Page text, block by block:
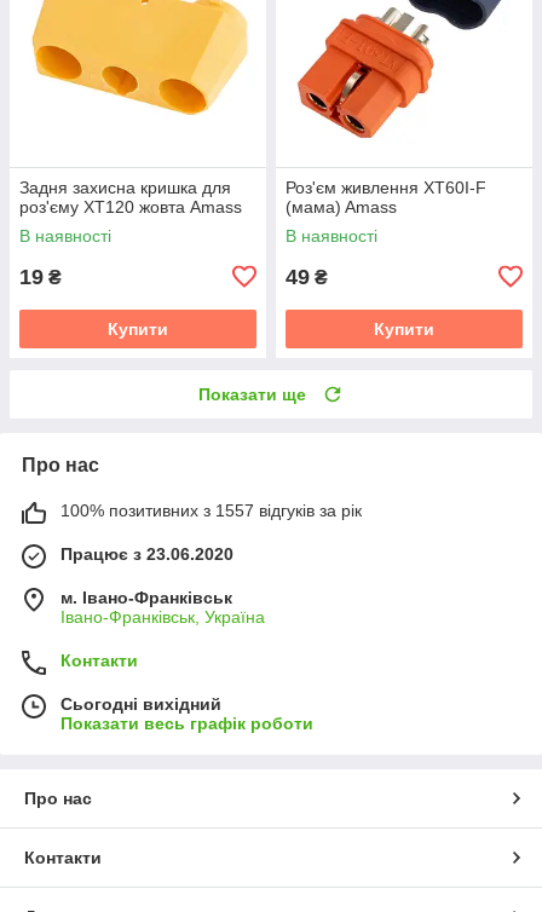
Задня захисна кришка для
роз'єму XT120 жовта Amass
В наявності
19 ₴
Купити
Роз'єм живлення XT60I-F
(мама) Amass
В наявності
49 ₴
Купити
Показати ще
Про нас
100% позитивних з 1557 відгуків за рік
Працює з 23.06.2020
м. Івано-Франківськ
Івано-Франківськ, Україна
Контакти
Сьогодні вихідний
Показати весь графік роботи
Про нас
Контакти